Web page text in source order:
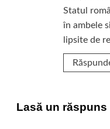
Statul
în ambele
lipsite de
Lasă un răspuns